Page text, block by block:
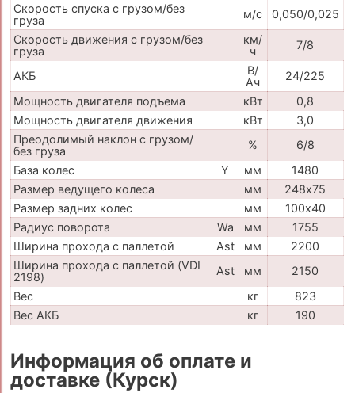
Скорость спуска с грузом/без
груза
м/с
0,050/0,025
Скорость движения с грузом/без
груза
км/
ч
7/8
АКБ
В/
Ач
24/225
Мощность двигателя подъема
кВт
0,8
Мощность двигателя движения
кВт
3,0
Преодолимый наклон с грузом/
без груза
%
6/8
База колес
Y мм
1480
Размер ведущего колеса
мм
248х75
Размер задних колес
мм
100х40
Радиус поворота
Wa мм
1755
Ширина прохода с паллетой
Ast мм
2200
Ширина прохода с паллетой (VDI
2198)
Ast мм
2150
Вес
кг
823
Вес АКБ
кг 190
Информация об оплате и
доставке (Курск)